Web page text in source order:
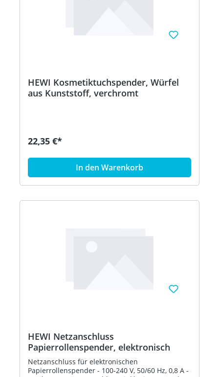
HEWI Kosmetiktuchspender, Würfel
aus Kunststoff, verchromt
22,35 €*
In den Warenkorb
HEWI Netzanschluss
Papierrollenspender, elektronisch
Netzanschluss für elektronischen
Papierrollenspender - 100-240 V, 50/60 Hz, 0,8 A -